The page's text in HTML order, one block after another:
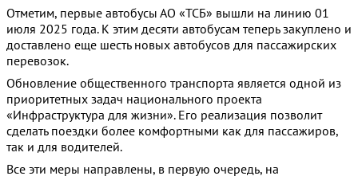
Отметим, первые автобусы АО «ТСБ» вышли на линию 01
июля 2025 года. К этим десяти автобусам теперь закуплено и
доставлено еще шесть новых автобусов для пассажирских
перевозок.
Обновление общественного транспорта является одной из
приоритетных задач национального проекта
«Инфраструктура для жизни». Его реализация позволит
сделать поездки более комфортными как для пассажиров,
так и для водителей.
Все эти меры направлены, в первую очередь, на